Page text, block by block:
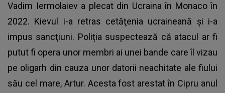
Vadim Iermolaiev a plecat din Ucraina în Monaco în
2022. Kievul i-a retras cetăţenia ucraineană şi i-a
impus sancţiuni. Poliția suspectează că atacul ar fi
putut fi opera unor membri ai unei bande care îl vizau
pe oligarh din cauza unor datorii neachitate ale fiului
său cel mare, Artur. Acesta fost arestat în Cipru anul